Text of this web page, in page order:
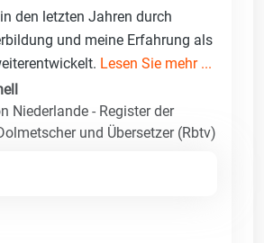
den letzten Jahren durch
und meine Erfahrung als
Lesen Sie mehr ...
Niederlande - Register der
und Übersetzer (Rbtv)